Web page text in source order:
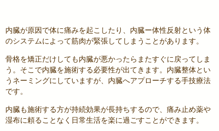
内臓が原因で体に痛みを起こしたり、内臓ー体性反射という体
のシステムによって筋肉が緊張してしまうことがあります。
骨格を矯正だけしても内臓が悪かったらまたすぐに戻ってしま
う。そこで内臓を施術する必要性が出てきます。内臓整体とい
うネーミングにしていますが、内臓へアプローチする手技療法
です。
内臓も施術する方が持続効果が長持ちするので、痛み止め薬や
湿布に頼ることなく日常生活を楽に過ごすことができます。